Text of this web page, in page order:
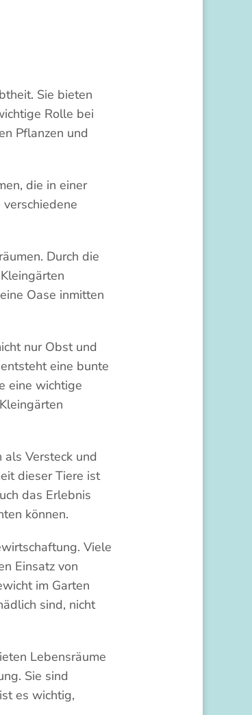
Sie bieten
Rolle bei
Pflanzen und
die in einer
Durch die
Oase inmitten
nur Obst und
eine bunte
eine wichtige
Versteck und
dieser Tiere ist
das Erlebnis
können.
Viele
Einsatz von
im Garten
sind, nicht
Lebensräume
Sie sind
es wichtig,